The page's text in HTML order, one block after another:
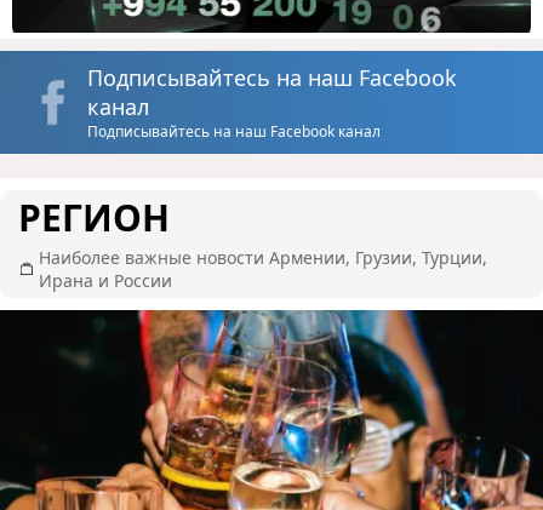
Подписывайтесь на наш Facebook
канал
Подписывайтесь на наш Facebook канал
РЕГИОН
Наиболее важные новости Армении, Грузии, Турции,
Ирана и России